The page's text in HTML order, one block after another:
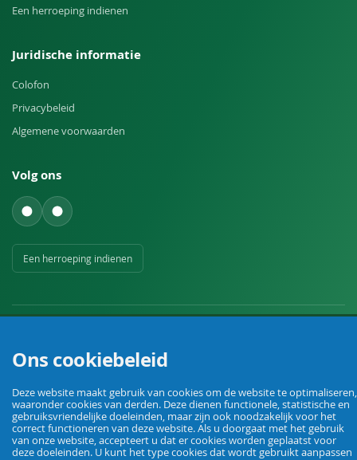
Een herroeping indienen
Juridische informatie
Colofon
Privacybeleid
Algemene voorwaarden
Volg ons
Een herroeping indienen
© Agrarking. Alle rechten voorbehouden.
Algemene voorwaardenPrivacybeleid HerroepingsrechtColofon
Ons cookiebeleid
Deze website maakt gebruik van cookies om de website te optimaliseren,
waaronder cookies van derden. Deze dienen functionele, statistische en
gebruiksvriendelijke doeleinden, maar zijn ook noodzakelijk voor het
correct functioneren van deze website. Als u doorgaat met het gebruik
van onze website, accepteert u dat er cookies worden geplaatst voor
deze doeleinden. U kunt het type cookies dat wordt gebruikt aanpassen